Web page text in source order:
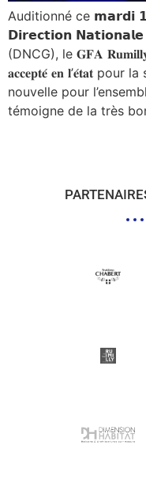
Auditionné ce
𝗗𝗶𝗿𝗲𝗰𝘁𝗶𝗼𝗻
(DNCG), le 𝐆𝐅𝐀 𝐑𝐮𝐦𝐢𝐥𝐥𝐲
𝐚𝐜𝐜𝐞𝐩𝐭𝐞́ 𝐞𝐧 𝐥’𝐞́𝐭𝐚𝐭
nouvelle pour
témoigne de la très